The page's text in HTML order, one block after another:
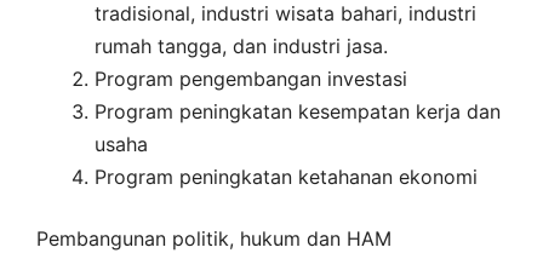
tradisional, industri wisata bahari, industri
rumah tangga, dan industri jasa.
Program pengembangan investasi
Program peningkatan kesempatan kerja dan
usaha
Program peningkatan ketahanan ekonomi
Pembangunan politik, hukum dan HAM